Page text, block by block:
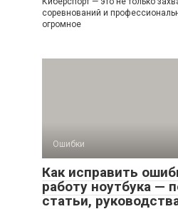
соревнований и
огромное
Ошибки
Как исправить
работу ноутбука —
статьи,